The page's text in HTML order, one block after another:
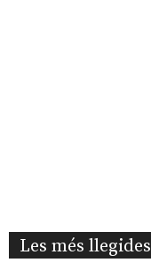
Les més llegides